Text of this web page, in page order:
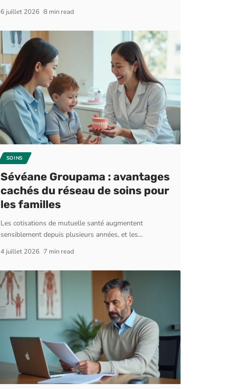
6 juillet 2026 8 min read
SOINS
Sévéane Groupama : avantages
cachés du réseau de soins pour
les familles
Les cotisations de mutuelle santé augmentent
sensiblement depuis plusieurs années, et les…
4 juillet 2026 7 min read